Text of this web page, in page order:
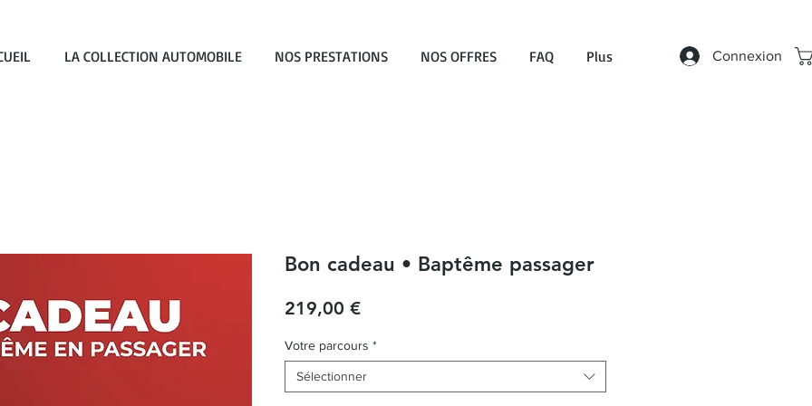
LA COLLECTION AUTOMOBILE NOS PRESTATIONS NOS OFFRES FAQ Plus Connexion
Bon cadeau • Baptême passager
219,00 €Prix
Votre parcours *
Sélectionner